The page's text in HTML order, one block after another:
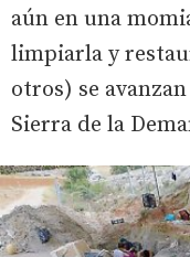
aún en una
limpiarla y
otros) se
Sierra de la